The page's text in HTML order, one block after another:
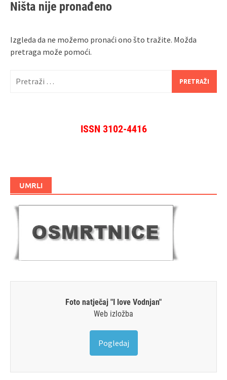
Ništa nije pronađeno
Izgleda da ne možemo pronaći ono što tražite. Možda
pretraga može pomoći.
ISSN 3102-4416
UMRLI
Foto natječaj "I love Vodnjan"
Web izložba
Pogledaj